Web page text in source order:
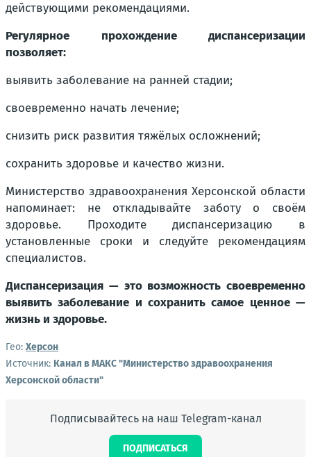
действующими рекомендациями.
Регулярное прохождение диспансеризации
позволяет:
выявить заболевание на ранней стадии;
своевременно начать лечение;
снизить риск развития тяжёлых осложнений;
сохранить здоровье и качество жизни.
Министерство здравоохранения Херсонской области
напоминает: не откладывайте заботу о своём
здоровье. Проходите диспансеризацию в
установленные сроки и следуйте рекомендациям
специалистов.
Диспансеризация — это возможность своевременно
выявить заболевание и сохранить самое ценное —
жизнь и здоровье.
Гео: Херсон
Источник: Канал в МАКС "Министерство здравоохранения
Херсонской области"
Подписывайтесь на наш Telegram-канал
ПОДПИСАТЬСЯ